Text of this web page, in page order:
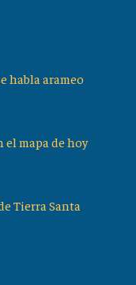
habla arameo
el mapa de hoy
Tierra Santa